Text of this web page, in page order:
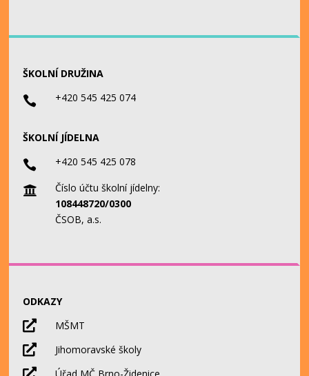
ŠKOLNÍ DRUŽINA
 +420 545 425 074
ŠKOLNÍ JÍDELNA
 +420 545 425 078

Číslo účtu školní jídelny:
108448720/0300
ČSOB, a.s.
ODKAZY
 MŠMT
 Jihomoravské školy